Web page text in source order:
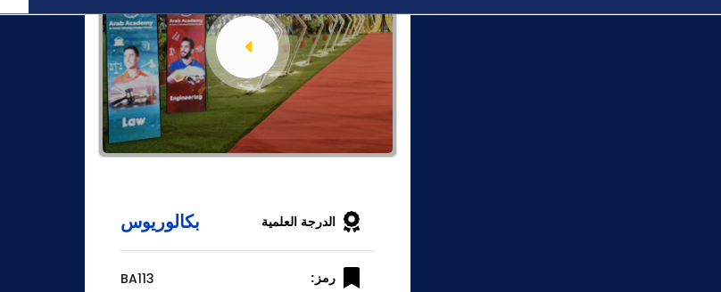
الدرجة العلمية بكالوريوس
رمز: BA113